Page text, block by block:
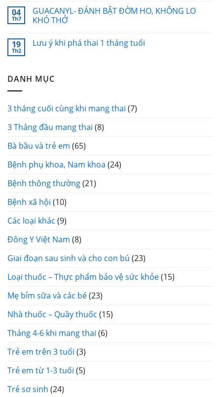
04
Th7
GUACANYL- ĐÁNH BẬT ĐỜM HO, KHÔNG LO
KHÓ THỞ
19
Th2
Lưu ý khi phá thai 1 tháng tuổi
DANH MỤC
3 tháng cuối cùng khi mang thai (7)
3 Tháng đầu mang thai (8)
Bà bầu và trẻ em (65)
Bệnh phụ khoa, Nam khoa (24)
Bệnh thông thường(21)
Bệnh xã hội (10)
Các loại khác (9)
Đông Y Việt Nam (8)
Giai đoạn sau sinh và cho con bú (23)
Loại thuốc – Thực phẩm bảo vệ sức khỏe(15)
Mẹ bỉm sữa và các bé(23)
Nhà thuốc – Quầy thuốc (15)
Tháng 4-6 khi mang thai (6)
Trẻ em trên 3 tuổi (3)
Trẻ em từ 1-3 tuổi (5)
Trẻ sơ sinh (24)